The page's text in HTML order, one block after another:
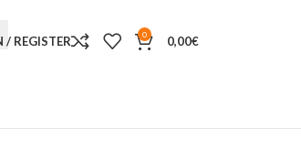
/ REGISTER 0 0,00€